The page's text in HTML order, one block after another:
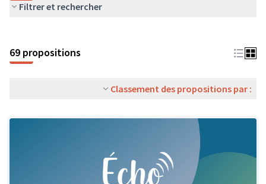
Filtrer et rechercher
69 propositions
Classement des propositions par :